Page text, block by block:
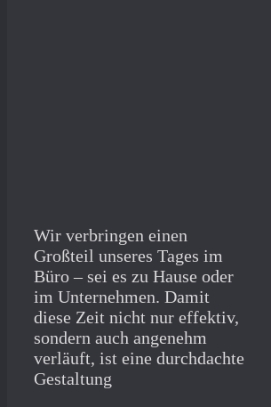
Wir verbringen einen
Großteil unseres Tages im
Büro – sei es zu Hause oder
im Unternehmen. Damit
diese Zeit nicht nur effektiv,
sondern auch angenehm
verläuft, ist eine durchdachte
Gestaltung